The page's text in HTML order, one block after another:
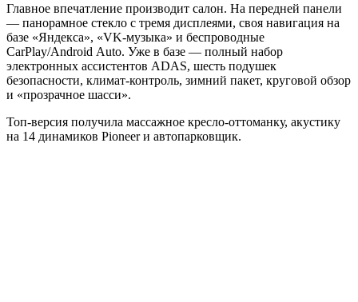
Главное впечатление производит салон. На передней панели
— панорамное стекло с тремя дисплеями, своя навигация на
базе «Яндекса», «VK-музыка» и беспроводные
CarPlay/Android Auto. Уже в базе — полный набор
электронных ассистентов ADAS, шесть подушек
безопасности, климат-контроль, зимний пакет, круговой обзор
и «прозрачное шасси».
Топ-версия получила массажное кресло-оттоманку, акустику
на 14 динамиков Pioneer и автопарковщик.